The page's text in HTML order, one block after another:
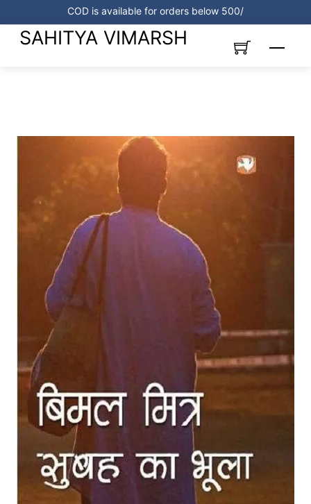
to
content
COD is available for orders below 500/
Menu
SAHITYA VIMARSH
Link